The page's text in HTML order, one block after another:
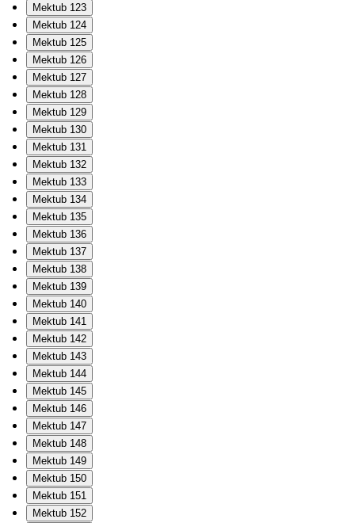
Mektub 123
Mektub 124
Mektub 125
Mektub 126
Mektub 127
Mektub 128
Mektub 129
Mektub 130
Mektub 131
Mektub 132
Mektub 133
Mektub 134
Mektub 135
Mektub 136
Mektub 137
Mektub 138
Mektub 139
Mektub 140
Mektub 141
Mektub 142
Mektub 143
Mektub 144
Mektub 145
Mektub 146
Mektub 147
Mektub 148
Mektub 149
Mektub 150
Mektub 151
Mektub 152